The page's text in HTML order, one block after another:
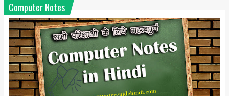
Computer Notes